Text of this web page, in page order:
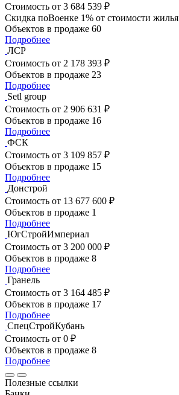
Стоимость от 3 684 539 ₽
Скидка поВоенке 1% от стоимости жилья
Объектов в продаже 60
Подробнее
ЛСР
Стоимость от 2 178 393 ₽
Объектов в продаже 23
Подробнее
Setl group
Стоимость от 2 906 631 ₽
Объектов в продаже 16
Подробнее
ФСК
Стоимость от 3 109 857 ₽
Объектов в продаже 15
Подробнее
Донстрой
Стоимость от 13 677 600 ₽
Объектов в продаже 1
Подробнее
ЮгСтройИмпериал
Стоимость от 3 200 000 ₽
Объектов в продаже 8
Подробнее
Гранель
Стоимость от 3 164 485 ₽
Объектов в продаже 17
Подробнее
СпецСтройКубань
Стоимость от 0 ₽
Объектов в продаже 8
Подробнее
Полезные ссылки